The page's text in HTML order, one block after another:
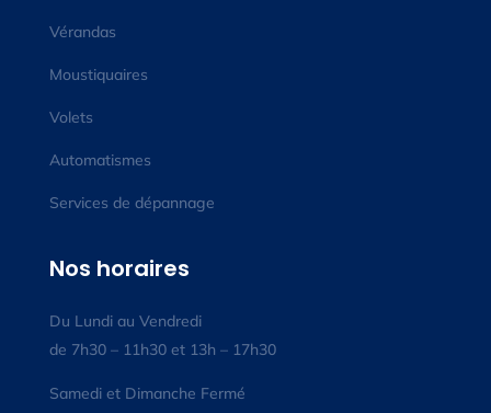
Vérandas
Moustiquaires
Volets
Automatismes
Services de dépannage
Nos horaires
Du Lundi au Vendredi
de 7h30 – 11h30 et 13h – 17h30
Samedi et Dimanche Fermé